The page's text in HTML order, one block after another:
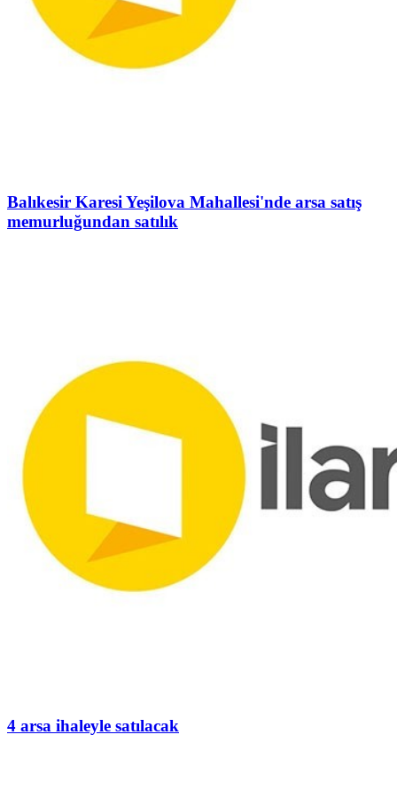
Balıkesir Karesi Yeşilova Mahallesi'nde arsa satış
memurluğundan satılık
4 arsa ihaleyle satılacak